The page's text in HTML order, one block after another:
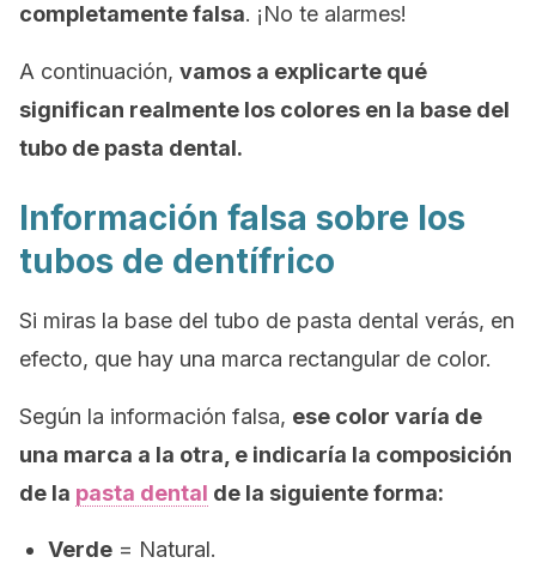
completamente falsa. ¡No te alarmes!
A continuación, vamos a explicarte qué
significan realmente los colores en la base del
tubo de pasta dental.
Información falsa sobre los
tubos de dentífrico
Si miras la base del tubo de pasta dental verás, en
efecto, que hay una marca rectangular de color.
Según la información falsa, ese color varía de
una marca a la otra, e indicaría la composición
de la pasta dental de la siguiente forma:
Verde = Natural.